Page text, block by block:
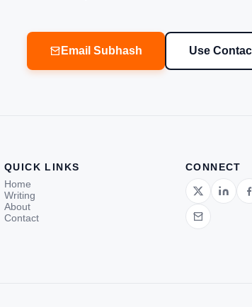
Email Subhash Use
QUICK LINKS
Home
Writing
About
Contact
CONNECT